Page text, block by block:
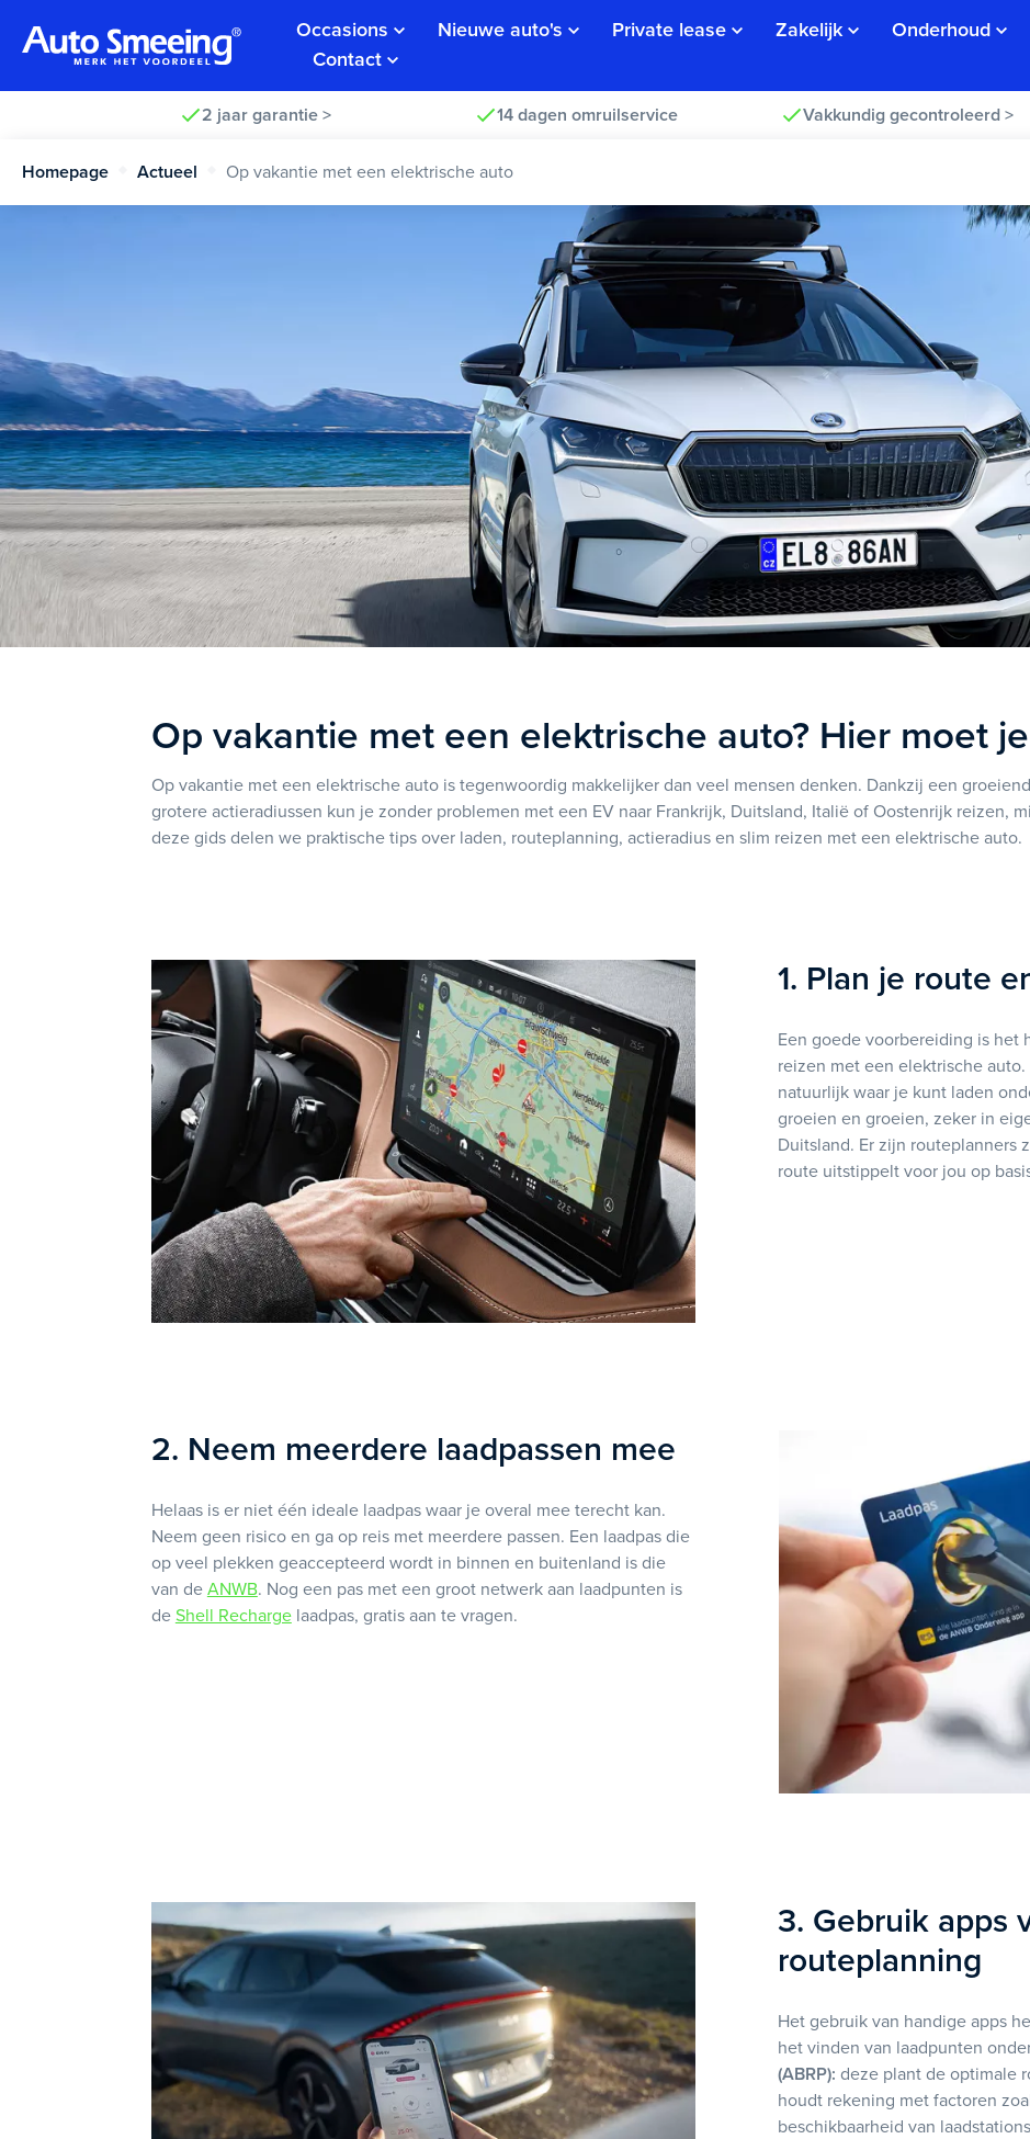
Occasions Nieuwe auto's Private lease Zakelijk Onderhoud
Contact
2 jaar garantie > 14 dagen omruilservice Vakkundig gecontroleerd >
Homepage Actueel Op vakantie met een elektrische auto
Op vakantie met een elektrische auto? Hier moet
Op vakantie met een elektrische auto is tegenwoordig makkelijker dan veel mensen denken. Dankzij een
grotere actieradiussen kun je zonder problemen met een EV naar Frankrijk, Duitsland, Italië of Oostenrijk reizen,
deze gids delen we praktische tips over laden, routeplanning, actieradius en slim reizen met een elektrische auto.
1. Plan je route
Een goede voorbereiding is het
reizen met een elektrische
natuurlijk waar je kunt laden
groeien en groeien, zeker in
Duitsland. Er zijn routeplanners
route uitstippelt voor jou op
2. Neem meerdere laadpassen mee
Helaas is er niet één ideale laadpas waar je overal mee terecht kan.
Neem geen risico en ga op reis met meerdere passen. Een laadpas die
op veel plekken geaccepteerd wordt in binnen en buitenland is die
van de ANWB. Nog een pas met een groot netwerk aan laadpunten is
de Shell Rechargelaadpas, gratis aan te vragen.
3. Gebruik apps
routeplanning
Het gebruik van handige apps
het vinden van laadpunten
(ABRP): deze plant de optimale
houdt rekening met factoren
beschikbaarheid van